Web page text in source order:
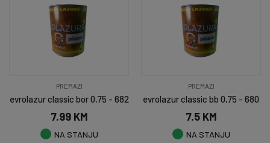
PREMAZI
evrolazur classic bor 0,75 - 682
7.99 KM
NA STANJU
PREMAZI
evrolazur classic bb 0,75 - 680
7.5 KM
NA STANJU